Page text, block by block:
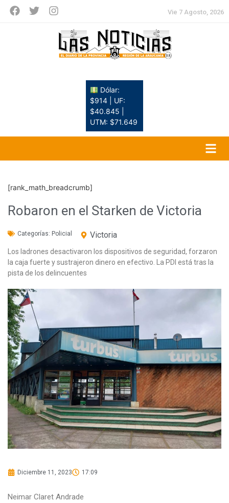
Vie 7 Agosto, 2026
Dólar:
$914 | UF:
$40.845 |
UTM: $71.649
[rank_math_breadcrumb]
Robaron en el Starken de Victoria
Categorías: Policial Victoria
Los ladrones desactivaron los dispositivos de seguridad, forzaron
la caja fuerte y sustrajeron dinero en efectivo. La PDI está tras la
pista de los delincuentes
Diciembre 11, 2023 17:09
Neimar Claret Andrade